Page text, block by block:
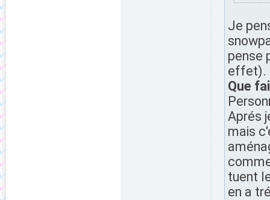
Je
pense
effet).
Que
Aprés
mais
tuent
en a